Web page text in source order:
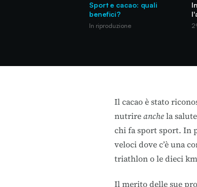
Sport e cacao: quali
benefici?
In riproduzione
Il cacao è stato
nutrireanchela
chi fa sport sport. In
veloci dove c’è una
triathlon o le dieci
Il merito delle sue